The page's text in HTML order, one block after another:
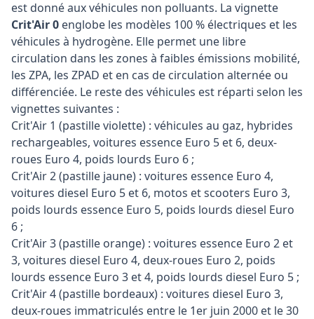
est donné aux véhicules non polluants. La vignette
Crit'Air 0 englobe les modèles 100 % électriques et les
véhicules à hydrogène. Elle permet une libre
circulation dans les zones à faibles émissions mobilité,
les ZPA, les ZPAD et en cas de circulation alternée ou
différenciée. Le reste des véhicules est réparti selon les
vignettes suivantes :
Crit'Air 1 (pastille violette) : véhicules au gaz, hybrides
rechargeables, voitures essence Euro 5 et 6, deux-
roues Euro 4, poids lourds Euro 6 ;
Crit'Air 2 (pastille jaune) : voitures essence Euro 4,
voitures diesel Euro 5 et 6, motos et scooters Euro 3,
poids lourds essence Euro 5, poids lourds diesel Euro
6 ;
Crit'Air 3 (pastille orange) : voitures essence Euro 2 et
3, voitures diesel Euro 4, deux-roues Euro 2, poids
lourds essence Euro 3 et 4, poids lourds diesel Euro 5 ;
Crit'Air 4 (pastille bordeaux) : voitures diesel Euro 3,
deux-roues immatriculés entre le 1er juin 2000 et le 30